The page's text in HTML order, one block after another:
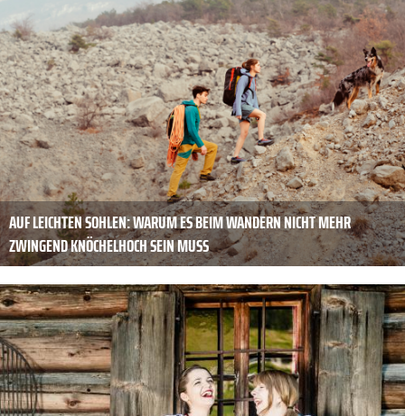
AUF LEICHTEN SOHLEN: WARUM ES BEIM WANDERN NICHT MEHR
ZWINGEND ­KNÖCHELHOCH SEIN MUSS